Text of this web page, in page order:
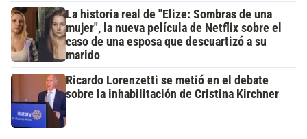
La historia real de "Elize: Sombras de una
mujer", la nueva película de Netflix sobre el
caso de una esposa que descuartizó a su
marido
Ricardo Lorenzetti se metió en el debate
sobre la inhabilitación de Cristina Kirchner